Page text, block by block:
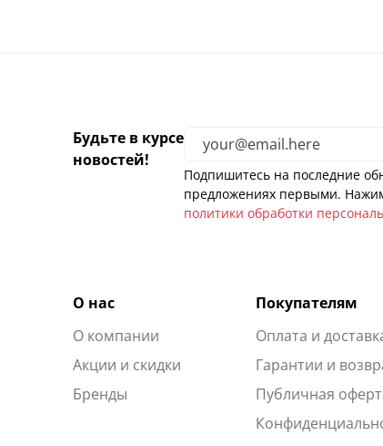
Будьте в курсе
новостей!
Подпишитесь на последние
предложениях первыми.
политики обработки
О нас
О компании
Акции и скидки
Бренды
Покупателям
Оплата и
Гарантии и
Публичная